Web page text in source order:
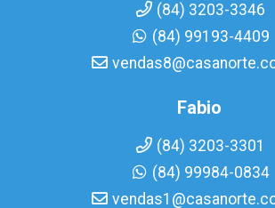
(84) 3203-3346
(84) 99193-4409
Fabio
(84) 3203-3301
(84) 99984-0834